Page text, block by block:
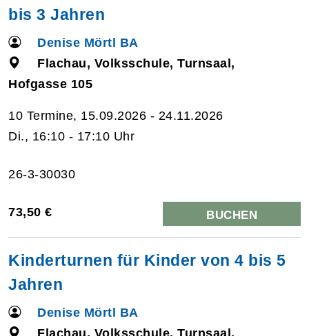
bis 3 Jahren
Denise Mörtl BA
Flachau, Volksschule, Turnsaal,
Hofgasse 105
10 Termine, 15.09.2026 - 24.11.2026
Di., 16:10 - 17:10 Uhr
26-3-30030
73,50 € BUCHEN
Kinderturnen für Kinder von 4 bis 5
Jahren
Denise Mörtl BA
Flachau, Volksschule, Turnsaal,